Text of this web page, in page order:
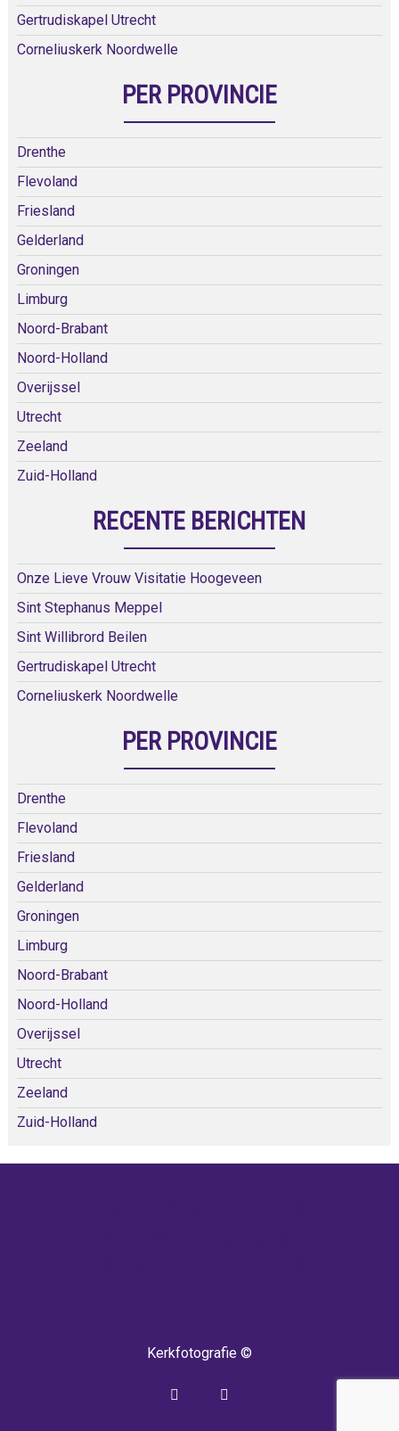
Gertrudiskapel Utrecht
Corneliuskerk Noordwelle
PER PROVINCIE
Drenthe
Flevoland
Friesland
Gelderland
Groningen
Limburg
Noord-Brabant
Noord-Holland
Overijssel
Utrecht
Zeeland
Zuid-Holland
RECENTE BERICHTEN
Onze Lieve Vrouw Visitatie Hoogeveen
Sint Stephanus Meppel
Sint Willibrord Beilen
Gertrudiskapel Utrecht
Corneliuskerk Noordwelle
PER PROVINCIE
Drenthe
Flevoland
Friesland
Gelderland
Groningen
Limburg
Noord-Brabant
Noord-Holland
Overijssel
Utrecht
Zeeland
Zuid-Holland
Kerkfotografie ©